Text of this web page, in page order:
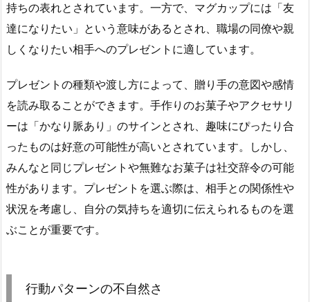
持ちの表れとされています。一方で、マグカップには「友
達になりたい」という意味があるとされ、職場の同僚や親
しくなりたい相手へのプレゼントに適しています。
プレゼントの種類や渡し方によって、贈り手の意図や感情
を読み取ることができます。手作りのお菓子やアクセサリ
ーは「かなり脈あり」のサインとされ、趣味にぴったり合
ったものは好意の可能性が高いとされています。しかし、
みんなと同じプレゼントや無難なお菓子は社交辞令の可能
性があります。プレゼントを選ぶ際は、相手との関係性や
状況を考慮し、自分の気持ちを適切に伝えられるものを選
ぶことが重要です。
行動パターンの不自然さ